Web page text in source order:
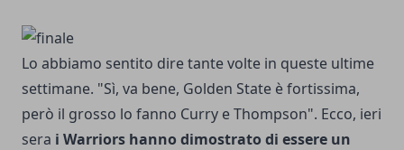
Lo abbiamo sentito dire tante volte in queste ultime
settimane. "Sì, va bene, Golden State è fortissima,
però il grosso lo fanno Curry e Thompson". Ecco, ieri
sera i Warriors hanno dimostrato di essere un